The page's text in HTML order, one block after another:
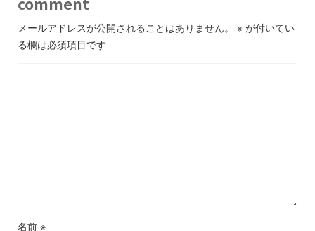
メールアドレスが公開されることはありません。 ※ が付いてい
る欄は必須項目です
名前 ※